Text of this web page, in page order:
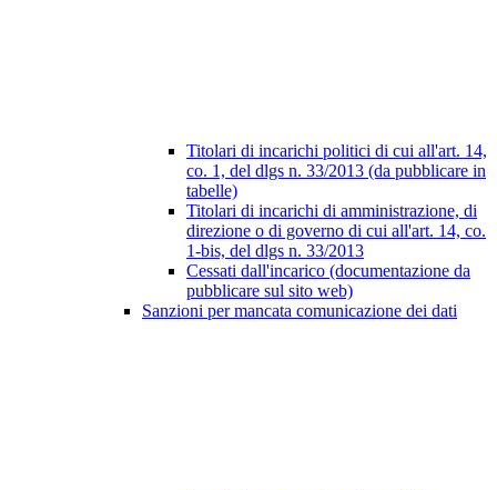
Titolari di incarichi politici di cui all'art. 14,
co. 1, del dlgs n. 33/2013 (da pubblicare in
tabelle)
Titolari di incarichi di amministrazione, di
direzione o di governo di cui all'art. 14, co.
1-bis, del dlgs n. 33/2013
Cessati dall'incarico (documentazione da
pubblicare sul sito web)
Sanzioni per mancata comunicazione dei dati